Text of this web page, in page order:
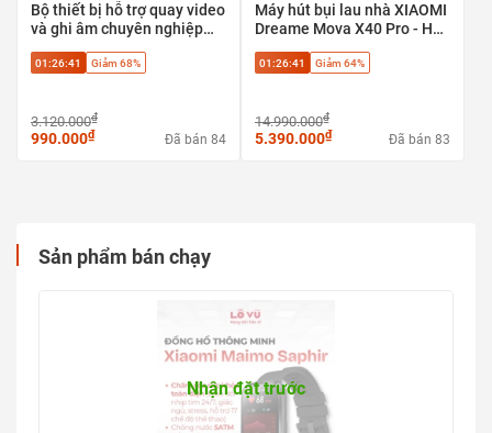
Bộ thiết bị hỗ trợ quay video
và ghi âm chuyên nghiệp
máy ảnh & điện thoại
01:26:40 Giảm 68%
3.120.000₫
990.000₫ Đã bán 84
Máy hút bụi lau nhà XIAOMI
Dreame Mova X40 Pro - Hút
Phù hợp sàn gạch, sàn gỗ,
01:26:40 Giảm 64%
14.990.000₫
5.390.000₫ Đã bán 83
Sản phẩm bán chạy
Nhận đặt trước